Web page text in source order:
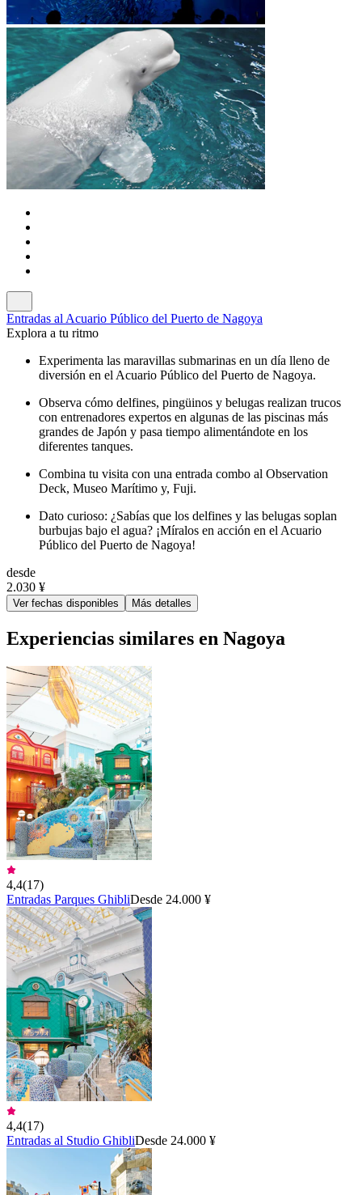
Entradas al Acuario Público del Puerto de Nagoya
Explora a tu ritmo
Experimenta las maravillas submarinas en un día lleno de
diversión en el Acuario Público del Puerto de Nagoya.
Observa cómo delfines, pingüinos y belugas realizan trucos
con entrenadores expertos en algunas de las piscinas más
grandes de Japón y pasa tiempo alimentándote en los
diferentes tanques.
Combina tu visita con una entrada combo al Observation
Deck, Museo Marítimo y, Fuji.
Dato curioso: ¿Sabías que los delfines y las belugas soplan
burbujas bajo el agua? ¡Míralos en acción en el Acuario
Público del Puerto de Nagoya!
desde
2.030 ¥
Ver fechas disponibles Más detalles
Experiencias similares en Nagoya
4,4(17)
Entradas Parques GhibliDesde 24.000 ¥
4,4(17)
Entradas al Studio GhibliDesde 24.000 ¥